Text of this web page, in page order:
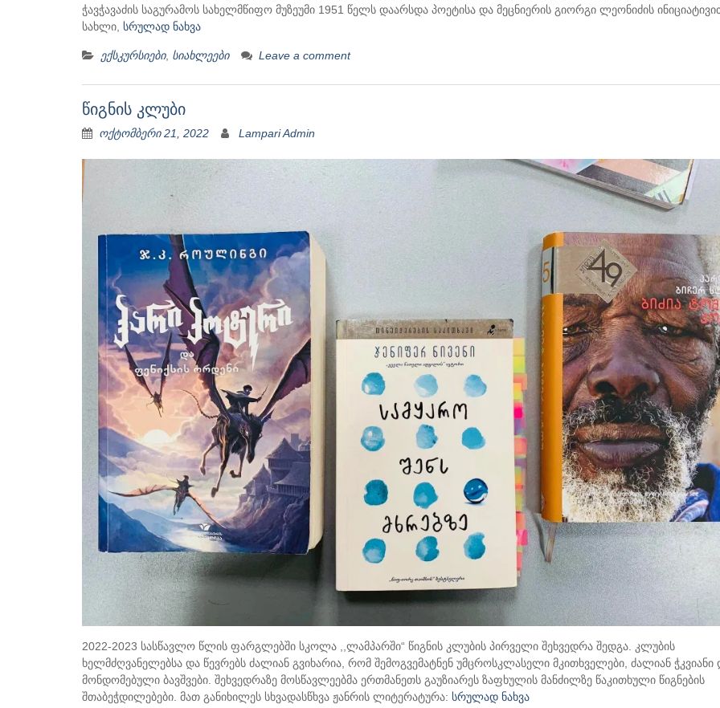
ჭავჭავაძის საგურამოს სახელმწიფო მუზეუმი 1951 წელს დაარსდა პოეტისა და მეცნიერის გიორგი ლეონიძის
სახლი, სრულად ნახვა
ექსკურსიები, სიახლეები Leave a comment
წიგნის კლუბი
ოქტომბერი 21, 2022 Lampari Admin
2022-2023 სასწავლო წლის ფარგლებში სკოლა ,,ლამპარში“ წიგნის კლუბის პირველი შეხვედრა შედგა. კლუბის
ხელმძღვანელებსა და წევრებს ძალიან გვიხარია, რომ შემოგვემატნენ უმცროსკლასელი მკითხველები, ძალიან ჭკვიანი
მონდომებული ბავშვები. შეხვედრაზე მოსწავლეებმა ერთმანეთს გაუზიარეს ზაფხულის მანძილზე წაკითხული წიგნების
შთაბეჭდილებები. მათ განიხილეს სხვადასწხვა ჟანრის ლიტერატურა: სრულად ნახვა